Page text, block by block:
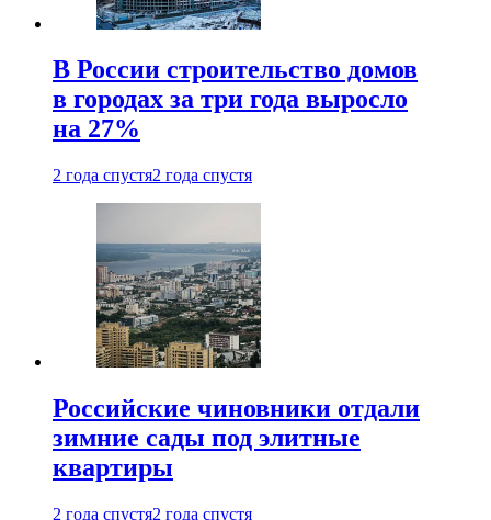
В России строительство домов
в городах за три года выросло
на 27%
2 года спустя2 года спустя
Российские чиновники отдали
зимние сады под элитные
квартиры
2 года спустя2 года спустя